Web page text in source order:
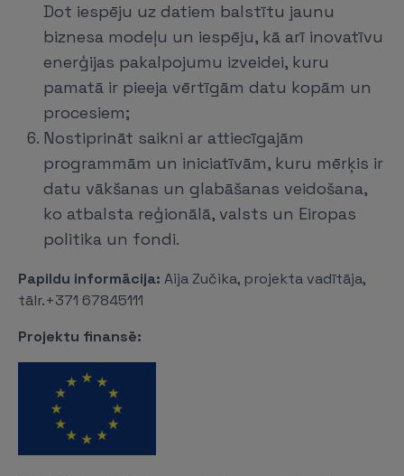
Dot iespēju uz datiem balstītu jaunu
biznesa modeļu un iespēju, kā arī inovatīvu
enerģijas pakalpojumu izveidei, kuru
pamatā ir pieeja vērtīgām datu kopām un
procesiem;
Nostiprināt saikni ar attiecīgajām
programmām un iniciatīvām, kuru mērķis ir
datu vākšanas un glabāšanas veidošana,
ko atbalsta reģionālā, valsts un Eiropas
politika un fondi.
Papildu informācija: Aija Zučika, projekta vadītāja,
tālr.+371 67845111
Projektu finansē: